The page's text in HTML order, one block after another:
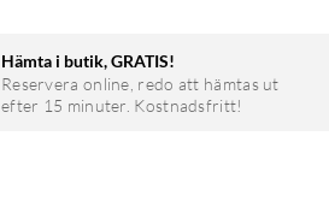
Hämta i butik, GRATIS!
Reservera online, redo att hämtas ut
efter 15 minuter. Kostnadsfritt!